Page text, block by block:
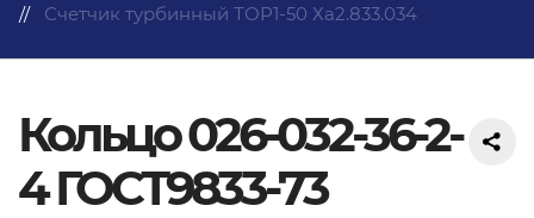
Счетчик турбинный ТОР1-50 Ха2.833.034
Кольцо 026-032-36-2-
4 ГОСТ9833-73